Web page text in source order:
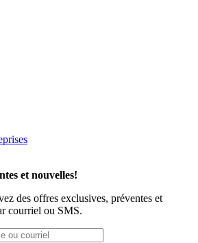
et nouvelles!
des offres exclusives, préventes et
courriel ou SMS.